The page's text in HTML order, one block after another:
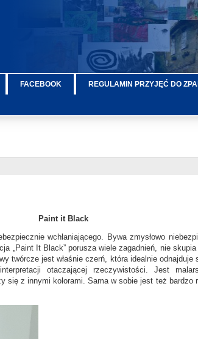
FACEBOOK REGULAMIN PRZYJĘĆ DO
Paint it Black
wchłaniającego. Bywa zmysłowo
„Paint It Black” porusza wiele zagadnień, nie
twórcze jest właśnie czerń, która idealnie
otaczającej rzeczywistości. Jest
się z innymi kolorami. Sama w sobie jest też bardzo